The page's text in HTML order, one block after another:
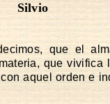
Silvio
que el
que vivifica
aquel orden e